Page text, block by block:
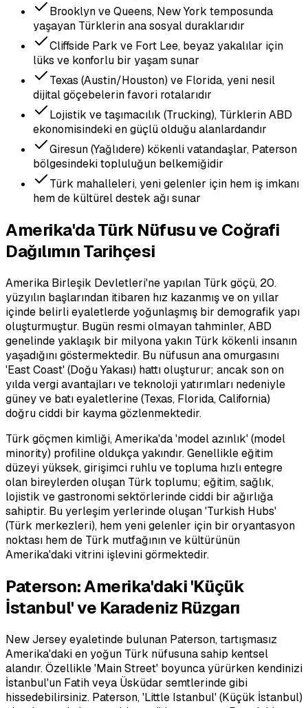
Brooklyn ve Queens, New York temposunda
yaşayan Türklerin ana sosyal duraklarıdır
Cliffside Park ve Fort Lee, beyaz yakalılar için
lüks ve konforlu bir yaşam sunar
Texas (Austin/Houston) ve Florida, yeni nesil
dijital göçebelerin favori rotalarıdır
Lojistik ve taşımacılık (Trucking), Türklerin ABD
ekonomisindeki en güçlü olduğu alanlardandır
Giresun (Yağlıdere) kökenli vatandaşlar, Paterson
bölgesindeki topluluğun belkemiğidir
Türk mahalleleri, yeni gelenler için hem iş imkanı
hem de kültürel destek ağı sunar
Amerika'da Türk Nüfusu ve Coğrafi
Dağılımın Tarihçesi
Amerika Birleşik Devletleri'ne yapılan Türk göçü, 20.
yüzyılın başlarından itibaren hız kazanmış ve on yıllar
içinde belirli eyaletlerde yoğunlaşmış bir demografik yapı
oluşturmuştur. Bugün resmi olmayan tahminler, ABD
genelinde yaklaşık bir milyona yakın Türk kökenli insanın
yaşadığını göstermektedir. Bu nüfusun ana omurgasını
'East Coast' (Doğu Yakası) hattı oluşturur; ancak son on
yılda vergi avantajları ve teknoloji yatırımları nedeniyle
güney ve batı eyaletlerine (Texas, Florida, California)
doğru ciddi bir kayma gözlenmektedir.
Türk göçmen kimliği, Amerika'da 'model azınlık' (model
minority) profiline oldukça yakındır. Genellikle eğitim
düzeyi yüksek, girişimci ruhlu ve topluma hızlı entegre
olan bireylerden oluşan Türk toplumu; eğitim, sağlık,
lojistik ve gastronomi sektörlerinde ciddi bir ağırlığa
sahiptir. Bu yerleşim yerlerinde oluşan 'Turkish Hubs'
(Türk merkezleri), hem yeni gelenler için bir oryantasyon
noktası hem de Türk mutfağının ve kültürünün
Amerika'daki vitrini işlevini görmektedir.
Paterson: Amerika'daki 'Küçük
İstanbul' ve Karadeniz Rüzgarı
New Jersey eyaletinde bulunan Paterson, tartışmasız
Amerika'daki en yoğun Türk nüfusuna sahip kentsel
alandır. Özellikle 'Main Street' boyunca yürürken kendinizi
İstanbul'un Fatih veya Üsküdar semtlerinde gibi
hissedebilirsiniz. Paterson, 'Little Istanbul' (Küçük İstanbul)